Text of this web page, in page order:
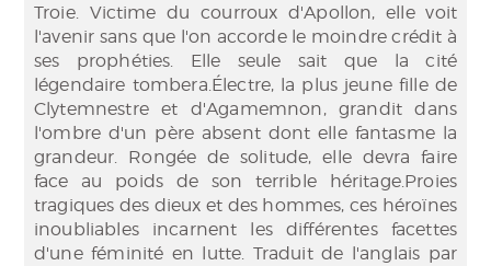
Troie. Victime du courroux d'Apollon, elle voit
l'avenir sans que l'on accorde le moindre crédit à
ses prophéties. Elle seule sait que la cité
légendaire tombera.Électre, la plus jeune fille de
Clytemnestre et d'Agamemnon, grandit dans
l'ombre d'un père absent dont elle fantasme la
grandeur. Rongée de solitude, elle devra faire
face au poids de son terrible héritage.Proies
tragiques des dieux et des hommes, ces héroïnes
inoubliables incarnent les différentes facettes
d'une féminité en lutte. Traduit de l'anglais par